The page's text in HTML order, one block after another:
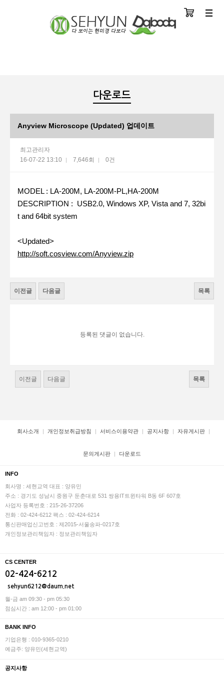
분류
다운로드
Anyview Microscope (Updated) 업데이트
최고관리자
16-07-22 13:10
7,646회 0건
MODEL : LA-200M, LA-200M-PL,HA-200M
DESCRIPTION : USB2.0, Windows XP, Vista and 7, 32bi
t and 64bit system
<Updated>
http://soft.cosview.com/Anyview.zip
이전글 다음글 목록
등록된 댓글이 없습니다.
이전글 다음글 목록
회사소개 개인정보취급방침 서비스이용약관 공지사항 자유게시판
문의게시판 다운로드
INFO
회사명 : 세현교역 대표 : 양유민
주소 : 경기도 성남시 중원구 둔춘대로 531 쌍용IT트윈타워 B동 6F 607호
사업자 등록번호 : 215-26-37206
전화 : 02-424-6212 팩스 : 02-424-6214
통신판매업신고번호 : 제2015-서울송파-0217호
개인정보관리책임자 : 정보관리책임자
CS CENTER
02-424-6212
sehyun6212@daum.net
월-금 am 09:30 - pm 05:30
점심시간 : am 12:00 - pm 01:00
BANK INFO
기업은행 : 010-9365-0210
예금주: 양유민(세현교역)
공지사항